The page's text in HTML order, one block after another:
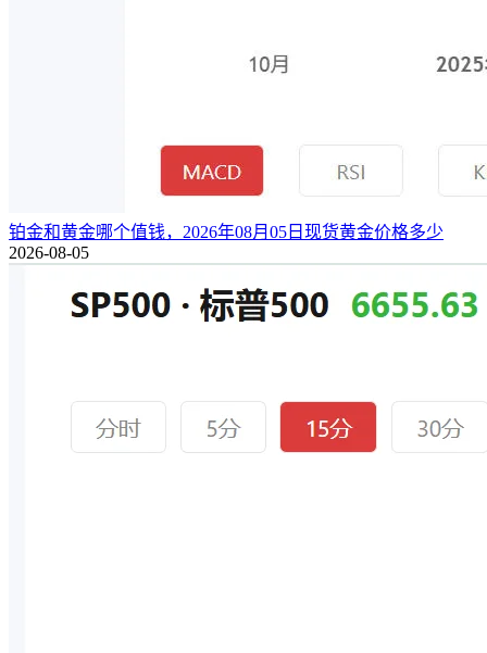
铂金和黄金哪个值钱，2026年08月05日现货黄金价格多少
2026-08-05